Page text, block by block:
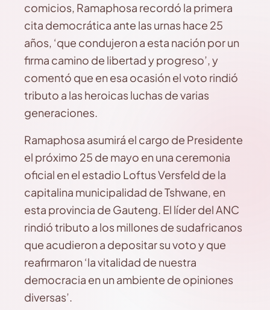
comicios, Ramaphosa recordó la primera
cita democrática ante las urnas hace 25
años, ‘que condujeron a esta nación por un
firma camino de libertad y progreso’, y
comentó que en esa ocasión el voto rindió
tributo a las heroicas luchas de varias
generaciones.
Ramaphosa asumirá el cargo de Presidente
el próximo 25 de mayo en una ceremonia
oficial en el estadio Loftus Versfeld de la
capitalina municipalidad de Tshwane, en
esta provincia de Gauteng. El líder del ANC
rindió tributo a los millones de sudafricanos
que acudieron a depositar su voto y que
reafirmaron ‘la vitalidad de nuestra
democracia en un ambiente de opiniones
diversas’.